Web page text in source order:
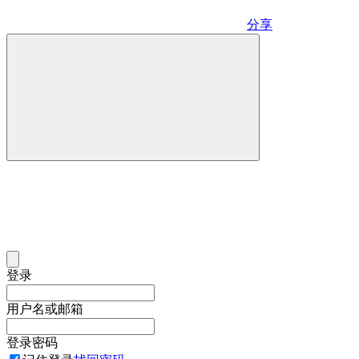
分享
登录
用户名或邮箱
登录密码